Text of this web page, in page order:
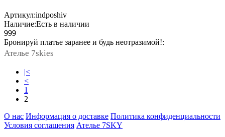
Артикул:indposhiv
Наличие:Есть в наличии
999
Бронируй платье заранее и будь неотразимой!:
Ателье 7skies
notext
|<
<
1
2
О нас Информация о доставке Политика конфиденциальности
Условия соглашения Ателье 7SKY